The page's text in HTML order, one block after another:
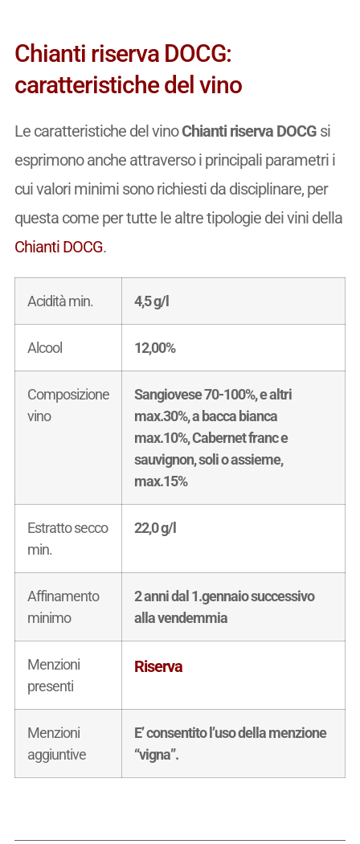
Chianti riserva DOCG:
caratteristiche del vino
Le caratteristiche del vinoChianti riserva DOCGsi
esprimono anche attraverso i principali parametri i
cui valori minimi sono richiesti da disciplinare, per
questa come per tutte le altre tipologie dei vini della
Chianti DOCG.
Acidità min. 4,5 g/l
Alcool 12,00%
Composizione
vino
Sangiovese 70-100%, e altri
max.30%, a bacca bianca
max.10%, Cabernet franc e
sauvignon, soli o assieme,
max.15%
Estratto secco
min.
22,0 g/l
Affinamento
minimo
2 anni dal 1.gennaio successivo
alla vendemmia
Menzioni
presenti
Riserva
Menzioni
aggiuntive
E’ consentito l’uso della menzione
“vigna”.